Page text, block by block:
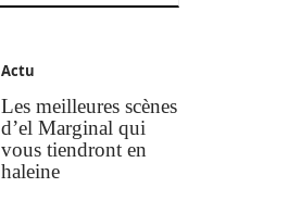
Actu
Les meilleures scènes
d’el Marginal qui
vous tiendront en
haleine